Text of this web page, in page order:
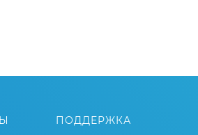
ПОДДЕРЖКА